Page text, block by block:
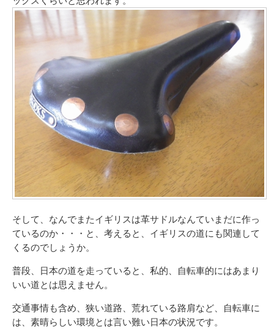
そして、なんでまたイギリスは革サドルなんていまだに作っ
ているのか・・・と、考えると、イギリスの道にも関連して
くるのでしょうか。
普段、日本の道を走っていると、私的、自転車的にはあまり
いい道とは思えません。
交通事情も含め、狭い道路、荒れている路肩など、自転車に
は、素晴らしい環境とは言い難い日本の状況です。